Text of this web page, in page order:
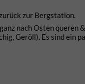
zur Bergstation.
nach Osten queren
Geröll). Es sind ein